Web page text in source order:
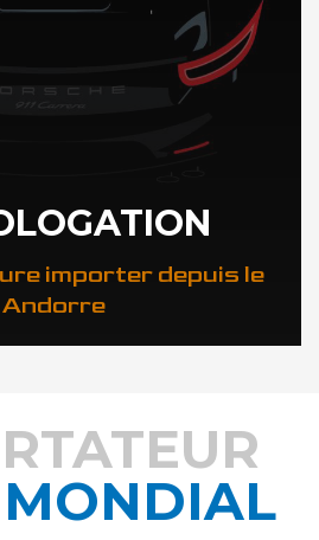
importer depuis le
Andorre
COMMENT